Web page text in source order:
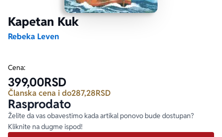
Kapetan Kuk
Rebeka Leven
Cena:
399,00RSD
Članska cena i do287,28RSD
Rasprodato
Želite da vas obavestimo kada artikal ponovo bude dostupan?
Kliknite na dugme ispod!
Ekranizovane knjige
E-knjige
Autori
Poezija
Biografija
Bojan Ljubenović
Milica Jakovljević Mir-Jam
Peter Handke
Elif Šafak